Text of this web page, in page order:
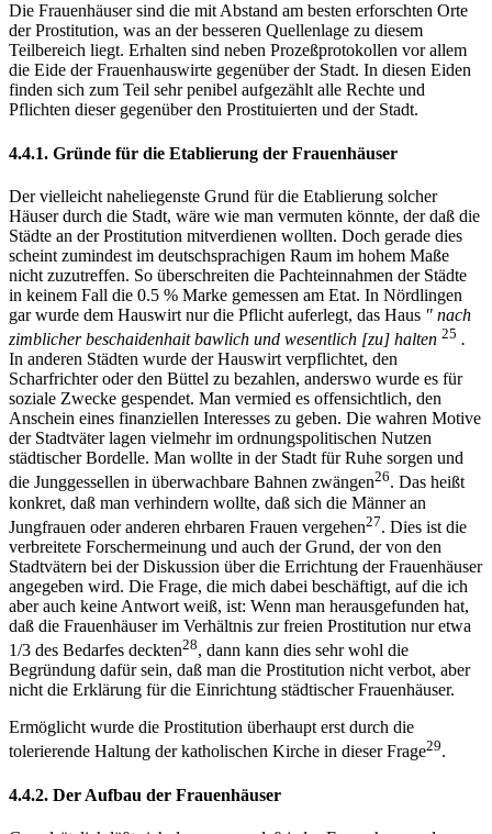
Die Frauenhäuser sind die mit Abstand am besten erforschten Orte
der Prostitution, was an der besseren Quellenlage zu diesem
Teilbereich liegt. Erhalten sind neben Prozeßprotokollen vor allem
die Eide der Frauenhauswirte gegenüber der Stadt. In diesen Eiden
finden sich zum Teil sehr penibel aufgezählt alle Rechte und
Pflichten dieser gegenüber den Prostituierten und der Stadt.
4.4.1. Gründe für die Etablierung der Frauenhäuser
Der vielleicht naheliegenste Grund für die Etablierung solcher
Häuser durch die Stadt, wäre wie man vermuten könnte, der daß die
Städte an der Prostitution mitverdienen wollten. Doch gerade dies
scheint zumindest im deutschsprachigen Raum im hohem Maße
nicht zuzutreffen. So überschreiten die Pachteinnahmen der Städte
in keinem Fall die 0.5 % Marke gemessen am Etat. In Nördlingen
gar wurde dem Hauswirt nur die Pflicht auferlegt, das Haus " nach
zimblicher beschaidenhait bawlich und wesentlich [zu] halten 25 .
In anderen Städten wurde der Hauswirt verpflichtet, den
Scharfrichter oder den Büttel zu bezahlen, anderswo wurde es für
soziale Zwecke gespendet. Man vermied es offensichtlich, den
Anschein eines finanziellen Interesses zu geben. Die wahren Motive
der Stadtväter lagen vielmehr im ordnungspolitischen Nutzen
städtischer Bordelle. Man wollte in der Stadt für Ruhe sorgen und
die Junggessellen in überwachbare Bahnen zwängen26. Das heißt
konkret, daß man verhindern wollte, daß sich die Männer an
Jungfrauen oder anderen ehrbaren Frauen vergehen27. Dies ist die
verbreitete Forschermeinung und auch der Grund, der von den
Stadtvätern bei der Diskussion über die Errichtung der Frauenhäuser
angegeben wird. Die Frage, die mich dabei beschäftigt, auf die ich
aber auch keine Antwort weiß, ist: Wenn man herausgefunden hat,
daß die Frauenhäuser im Verhältnis zur freien Prostitution nur etwa
1/3 des Bedarfes deckten28, dann kann dies sehr wohl die
Begründung dafür sein, daß man die Prostitution nicht verbot, aber
nicht die Erklärung für die Einrichtung städtischer Frauenhäuser.
Ermöglicht wurde die Prostitution überhaupt erst durch die
tolerierende Haltung der katholischen Kirche in dieser Frage29.
4.4.2. Der Aufbau der Frauenhäuser